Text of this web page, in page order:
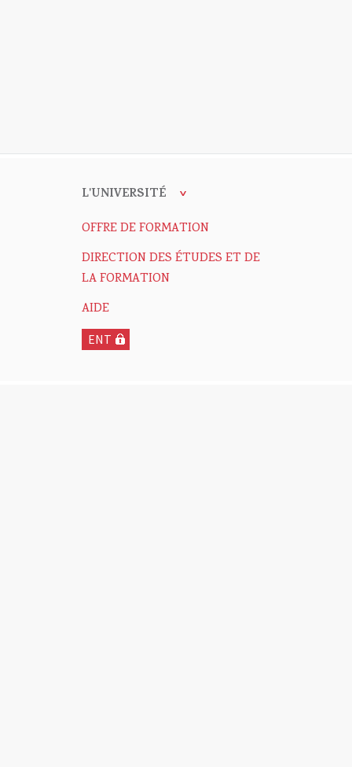
L'UNIVERSITÉ
OFFRE DE FORMATION
DIRECTION DES ÉTUDES ET DE
LA FORMATION
AIDE
ENT